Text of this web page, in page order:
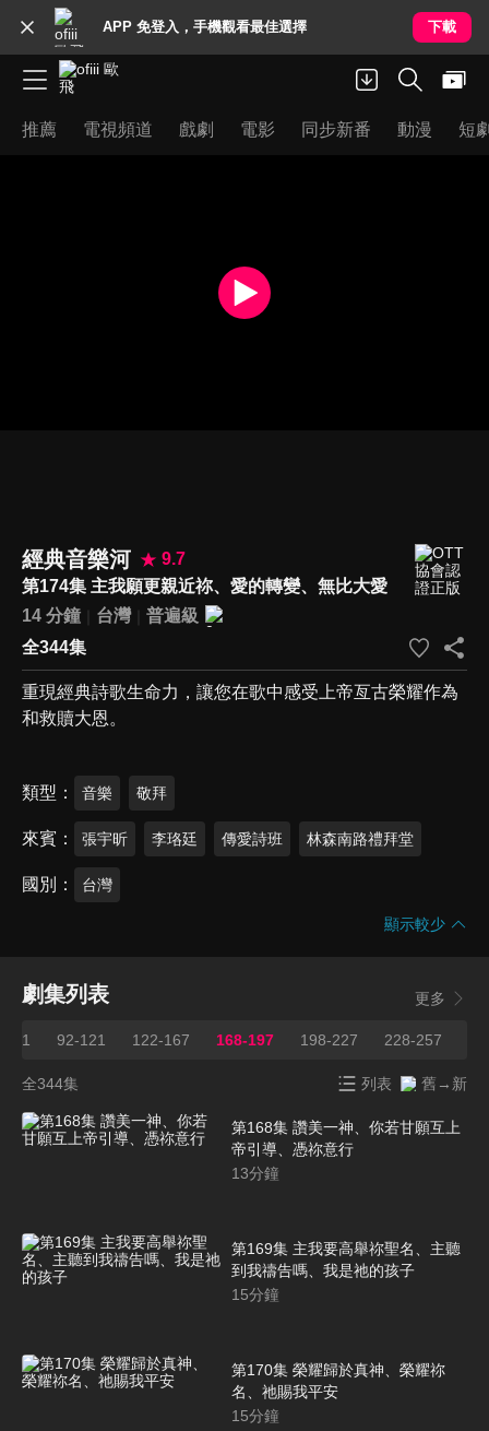
APP 免登入，手機觀看最佳選擇 下載
推薦 電視頻道 戲劇 電影 同步新番 動漫 短
經典音樂河
9.7
第174集 主我願更親近祢、愛的轉變、無比大愛
14 分鐘
台灣
普遍級
全344集
重現經典詩歌生命力，讓您在歌中感受上帝亙古榮耀作為
和救贖大恩。
類型 音樂 敬拜
來賓 張宇昕 李珞廷 傳愛詩班 林森南路禮拜堂
國別 台灣
顯示較少
劇集列表 更多
91 92-121 122-167 168-197 198-227 228-257
全344集 列表 舊→新
第168集 讚美一神、你若甘願互上
帝引導、憑祢意行
13分鐘
第169集 主我要高舉祢聖名、主聽
到我禱告嗎、我是祂的孩子
15分鐘
第170集 榮耀歸於真神、榮耀祢
名、祂賜我平安
15分鐘